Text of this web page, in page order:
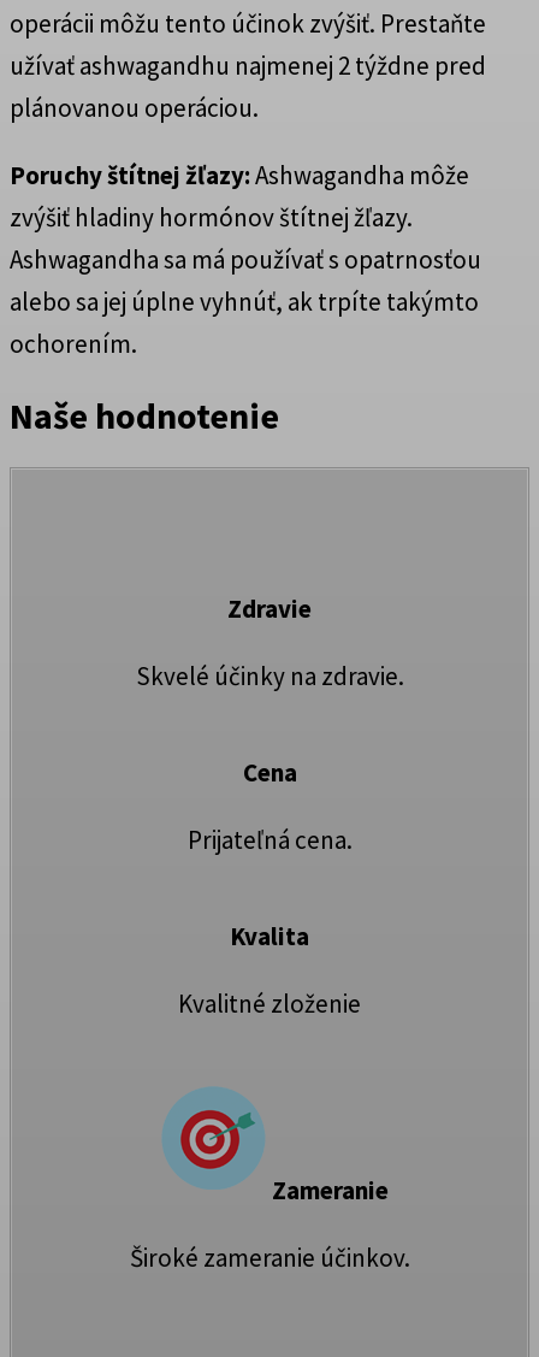
operácii môžu tento účinok zvýšiť. Prestaňte
užívať ashwagandhu najmenej 2 týždne pred
plánovanou operáciou.
Poruchy štítnej žľazy:Ashwagandha môže
zvýšiť hladiny hormónov štítnej žľazy.
Ashwagandha sa má používať s opatrnosťou
alebo sa jej úplne vyhnúť, ak trpíte takýmto
ochorením.
Naše hodnotenie
Zdravie
Skvelé účinky na zdravie.
Cena
Prijateľná cena.
Kvalita
Kvalitné zloženie
Zameranie
Široké zameranie účinkov.